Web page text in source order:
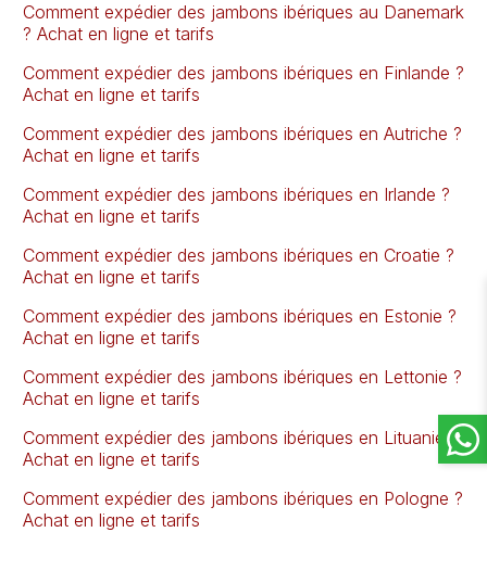
Comment expédier des jambons ibériques au Danemark
? Achat en ligne et tarifs
Comment expédier des jambons ibériques en Finlande ?
Achat en ligne et tarifs
Comment expédier des jambons ibériques en Autriche ?
Achat en ligne et tarifs
Comment expédier des jambons ibériques en Irlande ?
Achat en ligne et tarifs
Comment expédier des jambons ibériques en Croatie ?
Achat en ligne et tarifs
Comment expédier des jambons ibériques en Estonie ?
Achat en ligne et tarifs
Comment expédier des jambons ibériques en Lettonie ?
Achat en ligne et tarifs
Comment expédier des jambons ibériques en Lituanie ?
Achat en ligne et tarifs
Comment expédier des jambons ibériques en Pologne ?
Achat en ligne et tarifs